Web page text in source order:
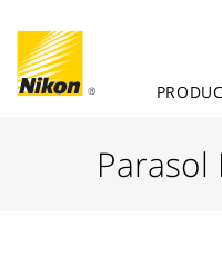
Parasol